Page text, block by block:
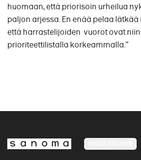
huomaan, että priorisoin urheilua
paljon arjessa. En enää pelaa
että harrastelijoiden vuorot ovat
prioriteettilistalla korkeammalla.”